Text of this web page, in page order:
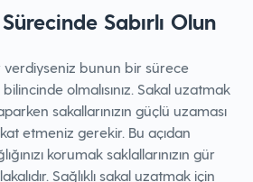
Sabırlı Olun
bunun bir sürece
olmalısınız. Sakal uzatmak
sakallarınızın güçlü uzaması
etmeniz gerekir. Bu açıdan
korumak saklallarınızın gür
Sağlıklı sakal uzatmak için